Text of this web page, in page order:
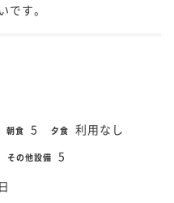
す。
朝食 5 夕食 利用なし
その他設備 5